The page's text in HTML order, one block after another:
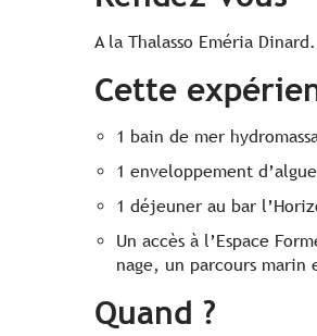
A la Thalasso Eméria Dinard.
Cette
1 bain de mer
1 enveloppement
1 déjeuner au bar
Un accès à l’Espace
nage, un parcours marin
Quand ?